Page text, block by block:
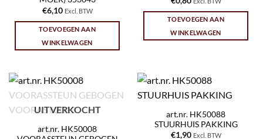
€6,10 Excl. BTW
TOEVOEGEN AAN
WINKELWAGEN
TOEVOEGEN AAN
WINKELWAGEN
UITVERKOCHT
art.nr. HK50008
art.nr. HK50088
STUURHUIS PAKKING
€1,90 Excl. BTW